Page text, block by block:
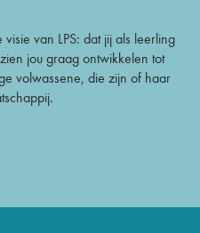
van LPS: dat jij als leerling
jou graag ontwikkelen tot
volwassene, die zijn of haar